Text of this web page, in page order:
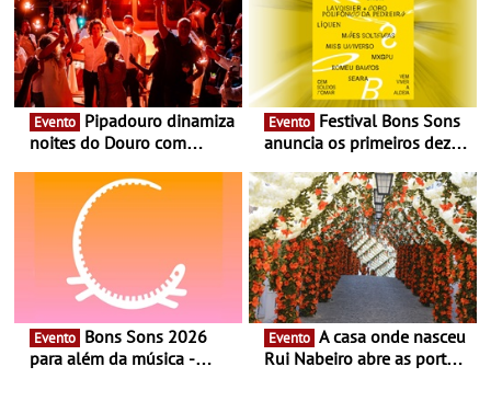
Evento
noites do Douro com
vinho, gastronomia e
música
Evento
anuncia os primeiros dez
Evento
para além da música -
Evento
Rui Nabeiro abre as portas